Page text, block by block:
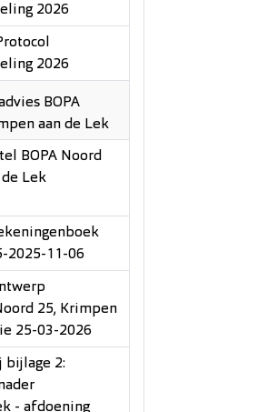
2026
2026
BOPA
aan de Lek
BOPA Noord
Lek
2025-11-06
25, Krimpen
25-03-2026
bijlage 2:
- afdoening